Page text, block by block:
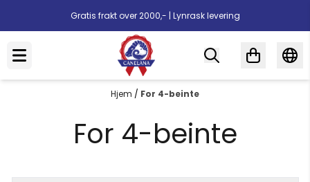
Hopp til innholdGratis frakt over 2000,- | Lynrask levering
Hjem / For 4-beinte
For 4-beinte